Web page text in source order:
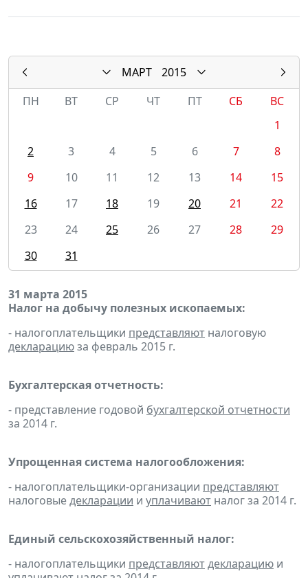
МАРТ
2015
ПН
ВТ СР ЧТ ПТ СБ
ВС
1
2
3 4 5 6 7
8
9
10 11 12 13 14
15
16
17 18 19 20 21
22
23
24 25 26 27 28
29
30
31
31 марта 2015
Налог на добычу полезных ископаемых:
- налогоплательщики представляют налоговую
декларациюза февраль 2015 г.
Бухгалтерская отчетность:
- представление годовой бухгалтерской отчетности
за 2014 г.
Упрощенная система налогообложения:
- налогоплательщики-организации представляют
налоговыедекларации и уплачивают налог за 2014 г.
Единый сельскохозяйственный налог:
- налогоплательщики представляютдекларацию и